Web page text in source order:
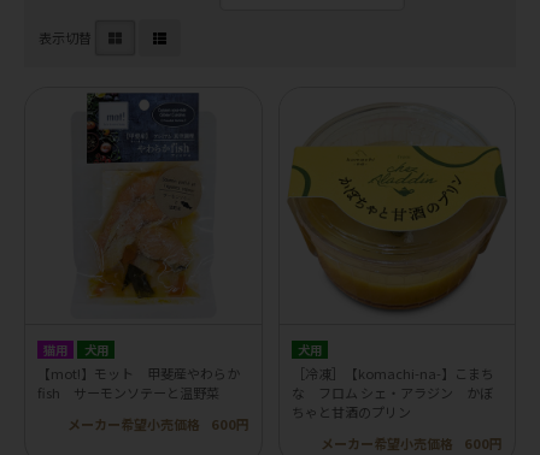
表示切替
猫用 犬用
【mot!】モット 甲斐産やわらか
fish サーモンソテーと温野菜
メーカー希望小売価格
600円
犬用
［冷凍］【komachi-na-】こまち
な フロム シェ・アラジン かぼ
ちゃと甘酒のプリン
メーカー希望小売価格
600円